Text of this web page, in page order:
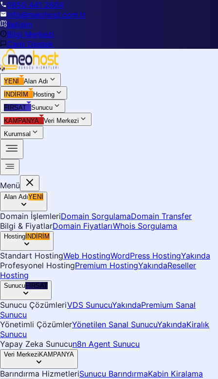
0850 441 2604
info@meohost.com.tr
İletişim
Bilgi Merkezi
Canlı Destek
YENİ
Alan Adı
İNDİRİM
Hosting
FIRSAT
Sunucu
KAMPANYA
Veri Merkezi
Kurumsal
Menü
Alan AdıYENİ
Domain İşlemleriDomain SorgulamaDomain Transfer
Bilgi & FiyatlarDomain FiyatlarıWhois Sorgulama
Hosting İNDİRİM
Standart HostingWeb HostingWordPress HostingYakında
Profesyonel HostingPremium HostingYakındaReseller
Hosting
SunucuFIRSAT
Sunucu ÇözümleriVDS SunucuYakındaPremium Sanal
Sunucu
Yönetimli ÇözümlerYönetilen Sanal SunucuYakındaKiralık
Sunucu
Yapay Zeka Sunucun8n Agent Sunucu
Veri Merkezi KAMPANYA
Barındırma HizmetleriSunucu BarındırmaKabin Kiralama